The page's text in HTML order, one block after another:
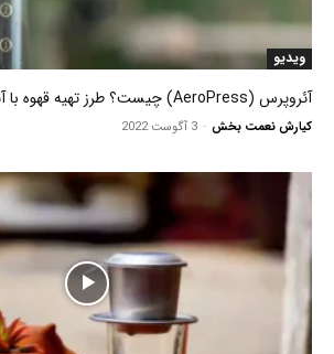
ویدیو
آئروپرس (AeroPress) چیست؟ طرز تهیه قهوه با آئروپرس
کیارش نعمت بخش - 3 آگوست 2022